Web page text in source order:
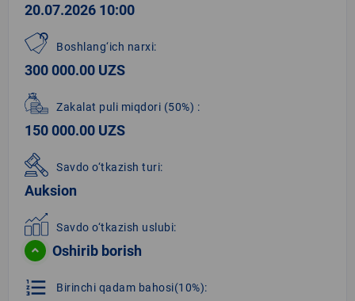
20.07.2026 10:00
Boshlang‘ich narxi:
300 000.00 UZS
Zakalat puli miqdori (50%) :
150 000.00 UZS
Savdo o‘tkazish turi:
Auksion
Savdo o‘tkazish uslubi:
Oshirib borish
format_list_numbered Birinchi qadam bahosi(10%):